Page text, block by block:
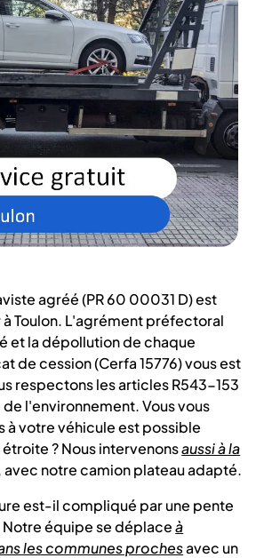
agréé (PR 60 00031 D) est
Toulon. L'agrément préfectoral
et la dépollution de chaque
de cession (Cerfa 15776) vous est
respectons les articles R543-153
l'environnement. Vous vous
à votre véhicule est possible
? Nous intervenonsaussi à la
avec notre camion plateau adapté.
est-il compliqué par une pente
Notre équipe se déplaceà
les communes prochesavec un